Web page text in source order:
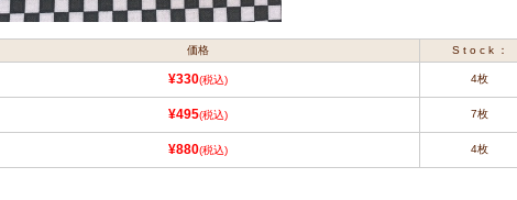
価格 S t o c k ：
¥330(税込) 4枚
¥495(税込) 7枚
¥880(税込) 4枚